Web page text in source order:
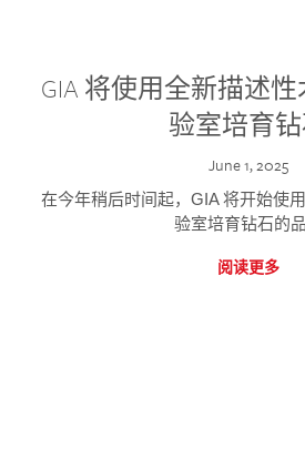
GIA 将使用全新描述
验室培育
June 1, 2025
在今年稍后时间起，GIA 将开始使
验室培育钻石的
阅读更多